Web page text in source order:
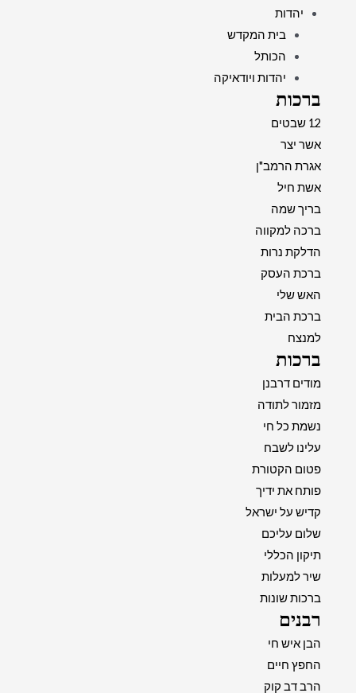
יהדות
בית המקדש
הכותל
יהדות ויודאיקה
ברכות
12 שבטים
אשר יצר
אגרת הרמב"ן
אשת חיל
בריך שמה
ברכה למקווה
הדלקת נרות
ברכת העסק
האש שלי
ברכת הבית
למנצח
ברכות
מודים דרבנן
מזמור לתודה
נשמת כל חי
עלינו לשבח
פטום הקטורת
פותח את ידיך
קדיש על ישראל
שלום עליכם
תיקון הכללי
שיר למעלות
ברכות שונות
רבנים
הבן איש חי
החפץ חיים
הרב דב קוק